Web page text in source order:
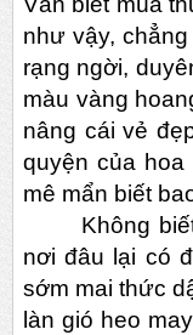
như vậy,
rạng ngời,
màu vàng
nâng cái vẻ
quyện của hoa
mê mẩn biết
Không
nơi đâu lại có
sớm mai thức
làn gió heo